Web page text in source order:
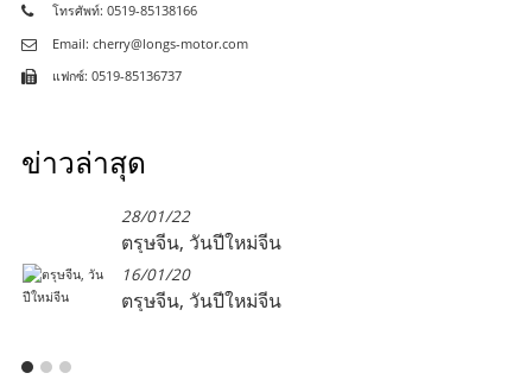
โทรศัพท์: 0519-85138166
Email: cherry@longs-motor.com
แฟกซ์: 0519-85136737
ข่าวล่าสุด
28/01/22
ตรุษจีน, วันปีใหม่จีน
16/01/20
ตรุษจีน, วันปีใหม่จีน